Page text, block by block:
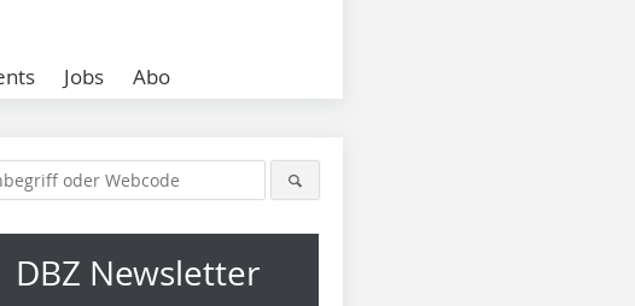
Jobs Abo
DBZ Newsletter